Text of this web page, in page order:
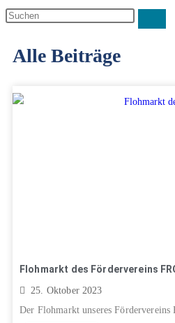
Alle Beiträge
Flohmarkt des Fördervereins
25. Oktober 2023
Der Flohmarkt unseres